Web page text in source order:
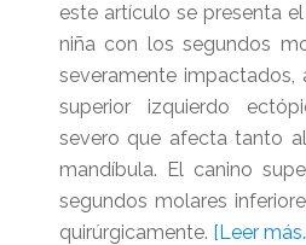
este artículo se presenta
niña con los segundos
severamente impactados,
superior izquierdo
severo que afecta tanto
mandíbula. El canino
segundos molares
quirúrgicamente. [Leer